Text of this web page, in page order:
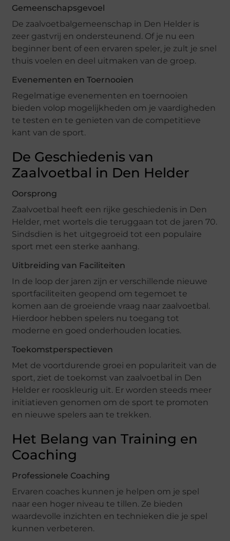
Gemeenschapsgevoel
De zaalvoetbalgemeenschap in Den Helder is
zeer gastvrij en ondersteunend. Of je nu een
beginner bent of een ervaren speler, je zult je snel
thuis voelen en deel uitmaken van de groep.
Evenementen en Toernooien
Regelmatige evenementen en toernooien
bieden volop mogelijkheden om je vaardigheden
te testen en te genieten van de competitieve
kant van de sport.
De Geschiedenis van
Zaalvoetbal in Den Helder
Oorsprong
Zaalvoetbal heeft een rijke geschiedenis in Den
Helder, met wortels die teruggaan tot de jaren 70.
Sindsdien is het uitgegroeid tot een populaire
sport met een sterke aanhang.
Uitbreiding van Faciliteiten
In de loop der jaren zijn er verschillende nieuwe
sportfaciliteiten geopend om tegemoet te
komen aan de groeiende vraag naar zaalvoetbal.
Hierdoor hebben spelers nu toegang tot
moderne en goed onderhouden locaties.
Toekomstperspectieven
Met de voortdurende groei en populariteit van de
sport, ziet de toekomst van zaalvoetbal in Den
Helder er rooskleurig uit. Er worden steeds meer
initiatieven genomen om de sport te promoten
en nieuwe spelers aan te trekken.
Het Belang van Training en
Coaching
Professionele Coaching
Ervaren coaches kunnen je helpen om je spel
naar een hoger niveau te tillen. Ze bieden
waardevolle inzichten en technieken die je spel
kunnen verbeteren.